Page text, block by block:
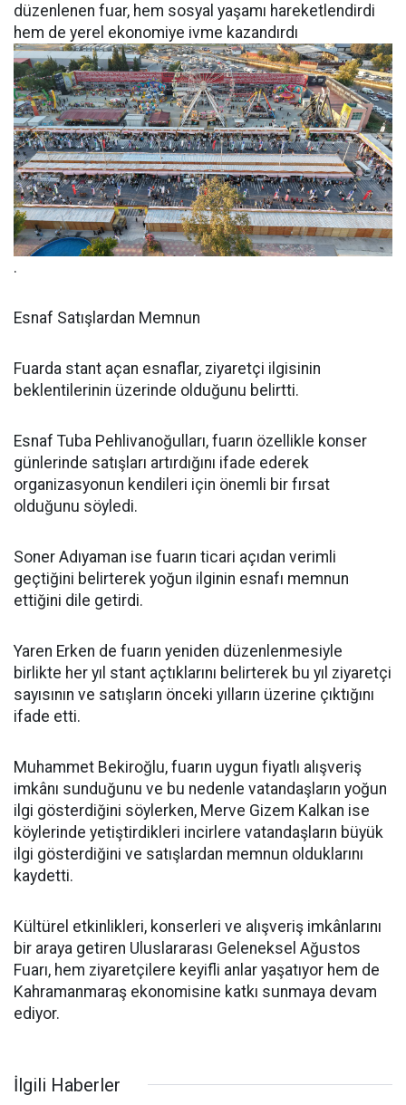
düzenlenen fuar, hem sosyal yaşamı hareketlendirdi
hem de yerel ekonomiye ivme kazandırdı
.
Esnaf Satışlardan Memnun
Fuarda stant açan esnaflar, ziyaretçi ilgisinin
beklentilerinin üzerinde olduğunu belirtti.
Esnaf Tuba Pehlivanoğulları, fuarın özellikle konser
günlerinde satışları artırdığını ifade ederek
organizasyonun kendileri için önemli bir fırsat
olduğunu söyledi.
Soner Adıyaman ise fuarın ticari açıdan verimli
geçtiğini belirterek yoğun ilginin esnafı memnun
ettiğini dile getirdi.
Yaren Erken de fuarın yeniden düzenlenmesiyle
birlikte her yıl stant açtıklarını belirterek bu yıl ziyaretçi
sayısının ve satışların önceki yılların üzerine çıktığını
ifade etti.
Muhammet Bekiroğlu, fuarın uygun fiyatlı alışveriş
imkânı sunduğunu ve bu nedenle vatandaşların yoğun
ilgi gösterdiğini söylerken, Merve Gizem Kalkan ise
köylerinde yetiştirdikleri incirlere vatandaşların büyük
ilgi gösterdiğini ve satışlardan memnun olduklarını
kaydetti.
Kültürel etkinlikleri, konserleri ve alışveriş imkânlarını
bir araya getiren Uluslararası Geleneksel Ağustos
Fuarı, hem ziyaretçilere keyifli anlar yaşatıyor hem de
Kahramanmaraş ekonomisine katkı sunmaya devam
ediyor.
İlgili Haberler